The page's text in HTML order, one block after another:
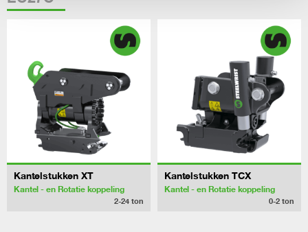
Kantelstukken XT
Kantel - en Rotatie koppeling
2-24 ton
Kantelstukken TCX
Kantel - en Rotatie koppeling
0-2 ton